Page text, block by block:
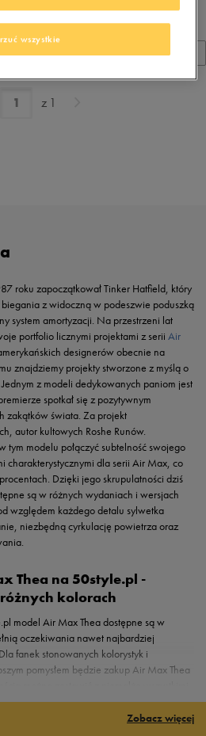
z 1
Zobacz więcej
roku zapoczątkował Tinker Hatfield, który
z widoczną w podeszwie poduszką
system amortyzacji. Na przestrzeni lat
portfolio licznymi projektami z serii Air
designerów obecnie na
znajdziemy projekty stworzone z myślą o
z modeli dedykowanych paniom jest
spotkał się z pozytywnym
zakątków świata. Za projekt
autor kultowych Roshe Runów.
tym modelu połączyć subtelność swojego
charakterystycznymi dla serii Air Max, co
Dzięki jego skrupulatności dziś
są w różnych wydaniach i wersjach
względem każdego detalu sylwetka
niezbędną cyrkulację powietrza oraz
Thea na 50style.pl -
kolorach
model Air Max Thea dostępne są w
oczekiwania nawet najbardziej
fanek stonowanych kolorystyk i
pomysłem będzie zakup Air Max Thea
szafie. Czarne sneakery to świetna
ekwipunku oraz codziennych stylizacji
wszystkie